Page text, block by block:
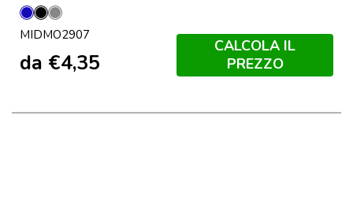
BluNeroGrigio
Pietra
MIDMO2907
da €4,35
CALCOLA IL
PREZZO